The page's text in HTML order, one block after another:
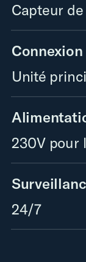
Capteur
Unité
230V pour
24/7